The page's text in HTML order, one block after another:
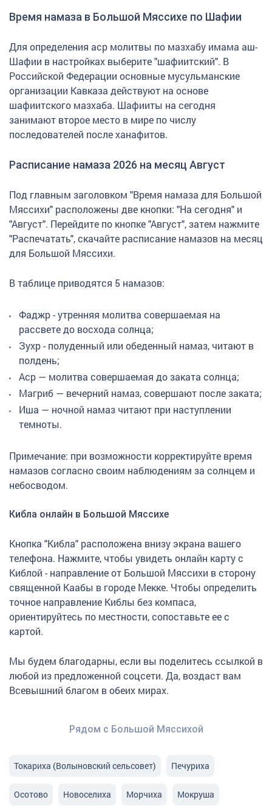
Время намаза в Большой Мяссихе по Шафии
Для определения аср молитвы по мазхабу имама аш-
Шафии в настройках выберите "шафиитский". В
Российской Федерации основные мусульманские
организации Кавказа действуют на основе
шафиитского мазхаба. Шафииты на сегодня
занимают второе место в мире по числу
последователей после ханафитов.
Расписание намаза 2026 на месяц Август
Под главным заголовком "Время намаза для Большой
Мяссихи" расположены две кнопки: "На сегодня" и
"Август". Перейдите по кнопке "Август", затем нажмите
"Распечатать", скачайте расписание намазов на месяц
для Большой Мяссихи.
В таблице приводятся 5 намазов:
Фаджр - утренняя молитва совершаемая на
рассвете до восхода солнца;
Зухр - полуденный или обеденный намаз, читают в
полдень;
Аср — молитва совершаемая до заката солнца;
Магриб — вечерний намаз, совершают после заката;
Иша — ночной намаз читают при наступлении
темноты.
Примечание: при возможности корректируйте время
намазов согласно своим наблюдениям за солнцем и
небосводом.
Кибла онлайн в Большой Мяссихе
Кнопка "Кибла" расположена внизу экрана вашего
телефона. Нажмите, чтобы увидеть онлайн карту с
Киблой - направление от Большой Мяссихи в сторону
священной Каабы в городе Мекке. Чтобы определить
точное направление Киблы без компаса,
ориентируйтесь по местности, сопоставьте ее с
картой.
Мы будем благодарны, если вы поделитесь ссылкой в
любой из предложенной соцсети. Да, воздаст вам
Всевышний благом в обеих мирах.
Рядом с Большой Мяссихой
Токариха (Волыновский сельсовет) Печуриха
Осотово Новоселиха Морчиха Мокруша